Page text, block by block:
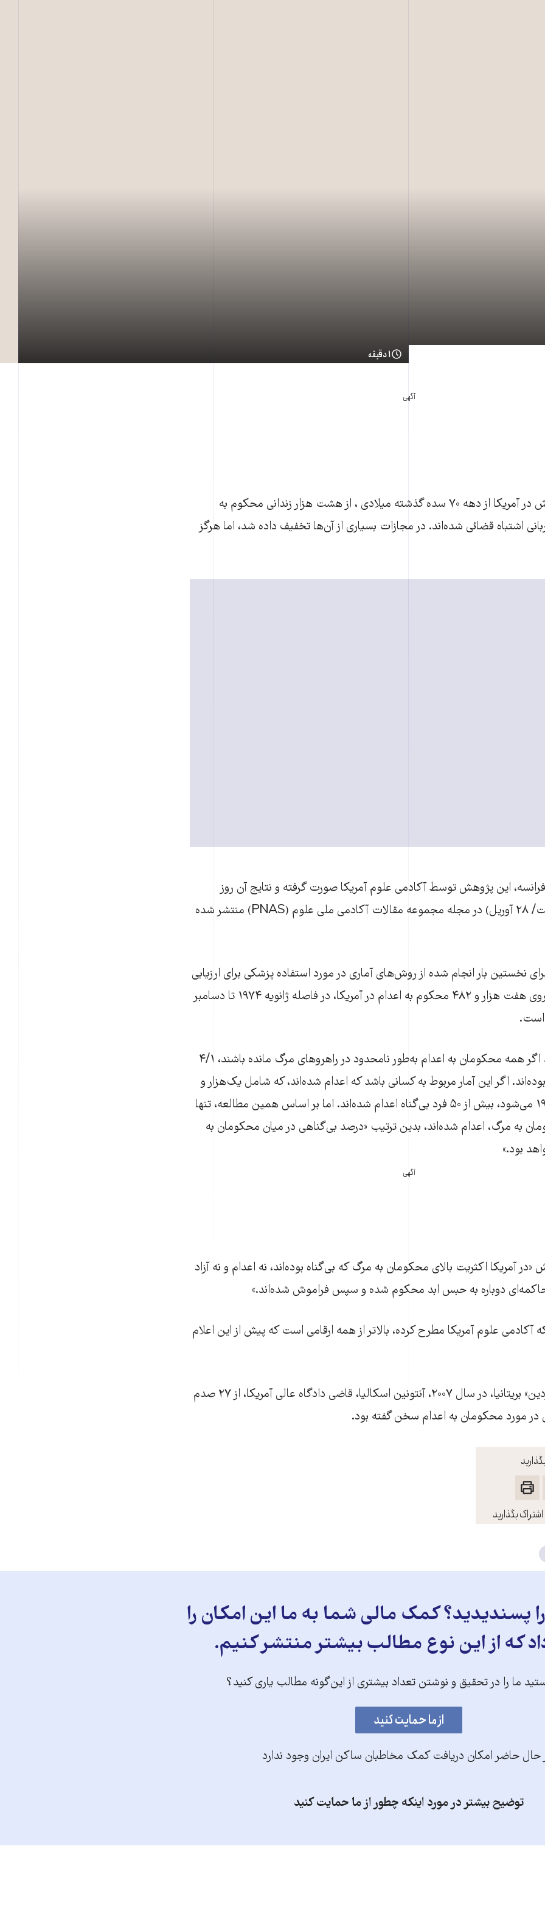
۱ دقیقه
آگهی
بگذارید
بر اساس یک پژوهش در آمریکا از دهه ۷۰ سده گذشته میلادی ، از هشت هزار زندانی محکوم به
زندانی قربانی اشتباه قضائی شده‌اند. در مجازات بسیاری از آن‌ها تخفیف داده شد، اما هرگز
این پژوهش توسط آکادمی علوم آمریکا صورت گرفته و نتایج آن روز
دوشنبه (۸ اردیبهشت‌/ ۲۸ آوریل) در مجله مجموعه مقالات آکادمی ملی علوم (PNAS) منتشر شده
نخستین بار انجام شده از روش‌های آماری در مورد استفاده پزشکی برای ارزیابی
اثربخشی دارویی بر روی هفت هزار و ۴۸۲ محکوم به اعدام در آمریکا، در فاصله ژانویه ۱۹۷۴ تا دسامبر
این تحقیق می‌گوید اگر همه محکومان به اعدام به‌طور نامحدود در راهروهای مرگ مانده باشند، ۴/۱
اگر این آمار مربوط به کسانی باشد که اعدام شده‌اند، که شامل یک‌هزار و
۳۲۰ نفر از سال ۱۹۷۴ می‌شود، بیش از ۵۰ فرد بی‌گناه اعدام شده‌اند. اما بر اساس همین مطالعه، تنها
به مرگ، اعدام شده‌اند، بدین ترتیب «درصد بی‌گناهی در میان محکومان به
بود.»
آگهی
آمریکا اکثریت بالای محکومان به مرگ که بی‌گناه بوده‌اند، نه اعدام و نه آزاد
دوباره به حبس ابد محکوم شده و سپس فراموش شده‌اند.»
که آکادمی علوم آمریکا مطرح کرده، بالاتر از همه ارقامی است که پیش از این اعلام
به‌گفته روزنامه «گاردین» بریتانیا، در سال ۲۰۰۷، آنتونین اسکالیا، قاضی دادگاه عالی آمریکا، از ۲۷ صدم
در مورد محکومان به اعدام سخن گفته بود.
پسندیدید؟ کمک مالی شما به ما این امکان را
که از این نوع مطالب بیشتر منتشر کنیم.
ما را در تحقیق و نوشتن تعداد بیشتری از این‌گونه مطالب یاری کنید؟
حال حاضر امکان دریافت کمک مخاطبان ساکن ایران وجود ندارد
توضیح بیشتر در مورد اینکه چطور از ما حمایت کنید